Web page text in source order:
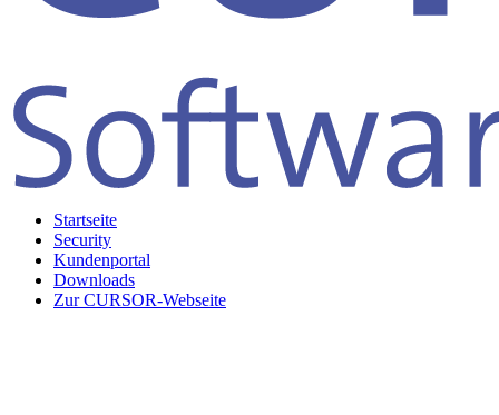
Startseite
Security
Kundenportal
Downloads
Zur CURSOR-Webseite